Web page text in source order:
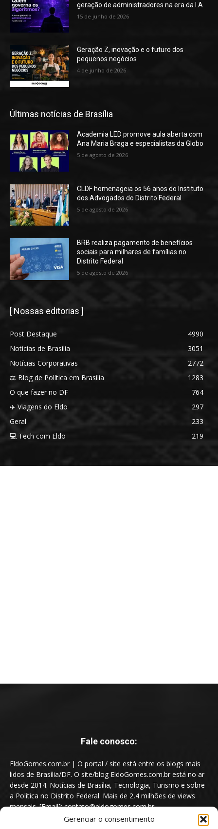
Gerenciar o consentimento
geração de administradores na era da I.A
15 de junho de 2026
Geração Z, inovação e o futuro dos
pequenos negócios
4 de junho de 2026
Últimas notícias de Brasília
Academia LED promove aula aberta com
Ana Maria Braga e especialistas da Globo
5 de agosto de 2026
CLDF homenageia os 56 anos do Instituto
dos Advogados do Distrito Federal
5 de agosto de 2026
BRB realiza pagamento de benefícios
sociais para milhares de famílias no
Distrito Federal
5 de agosto de 2026
[ Nossas editorias ]
Post Destaque
4990
Notícias de Brasília
3051
Notícias Corporativas
2772
⚖️ Blog de Política em Brasília
1283
O que fazer no DF
764
✈️ Viagens do Eldo
297
Geral
233
💻 Tech com Eldo
219
Fale conosco:
EldoGomes.com.br | O portal / site está entre os blogs mais
lidos de Brasília/DF. O site/blog EldoGomes.com.br está no ar
desde 2014. Notícias de Brasília, Tecnologia, Turismo e sobre
a Política no Distrito Federal. Mais de 2,4 milhões de views
mensais. [Email]: contato@eldogomes.com.br